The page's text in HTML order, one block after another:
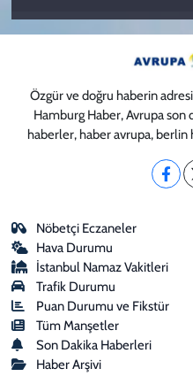
Özgür ve doğru haberin
Hamburg Haber, Avrupa son
haberler, haber avrupa, berlin
Nöbetçi Eczaneler
Hava Durumu
İstanbul Namaz Vakitleri
Trafik Durumu
Puan Durumu ve Fikstür
Tüm Manşetler
Son Dakika Haberleri
Haber Arşivi